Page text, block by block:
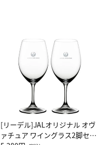
[リーデル]JALオリジナル オヴ
ァチュア ワイングラス2脚セッ